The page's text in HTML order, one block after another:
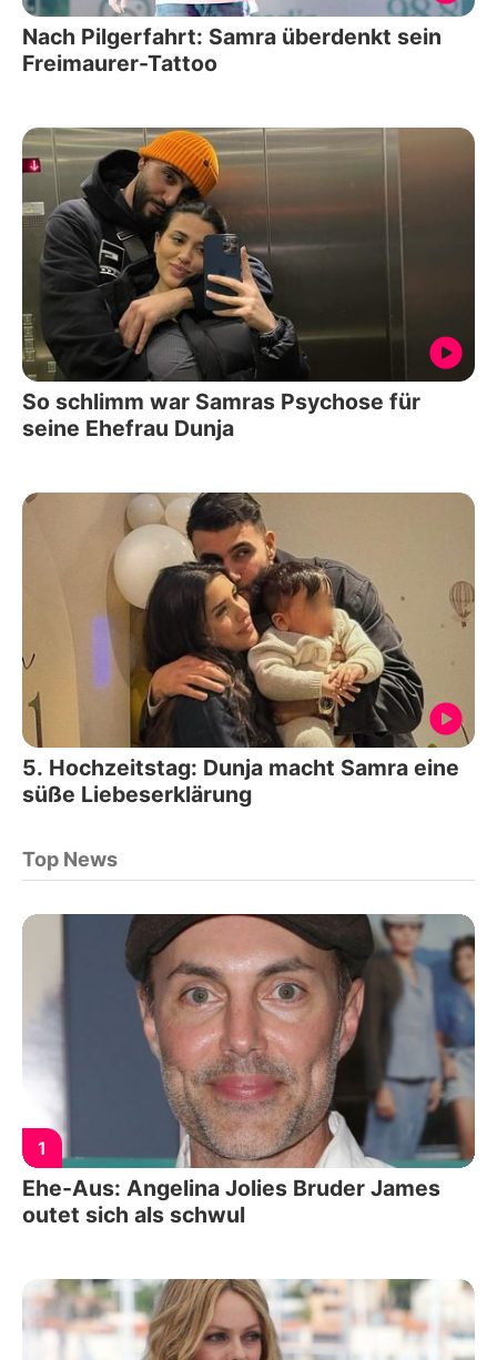
Nach Pilgerfahrt: Samra überdenkt sein
Freimaurer-Tattoo
So schlimm war Samras Psychose für
seine Ehefrau Dunja
5. Hochzeitstag: Dunja macht Samra eine
süße Liebeserklärung
Top News
1
Ehe-Aus: Angelina Jolies Bruder James
outet sich als schwul